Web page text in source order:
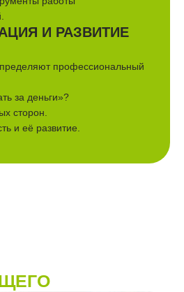
И РАЗВИТИЕ
профессиональный
за деньги»?
сторон.
и её развитие.